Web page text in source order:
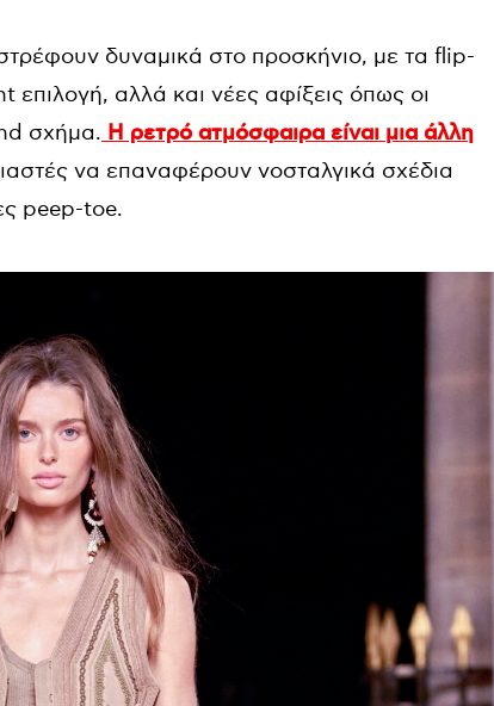
δυναμικά στο προσκήνιο, με τα flip-
αλλά και νέες αφίξεις όπως οι
σχήμα. Η ρετρό ατμόσφαιρα είναι μια άλλη
να επαναφέρουν νοσταλγικά σχέδια
peep-toe.